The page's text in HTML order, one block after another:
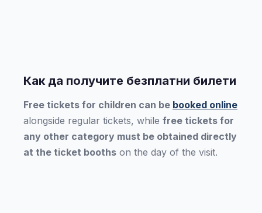
Как да получите безплатни билети
Free tickets for children can be booked online
alongside regular tickets, while free tickets for
any other category must be obtained directly
at the ticket booths on the day of the visit.